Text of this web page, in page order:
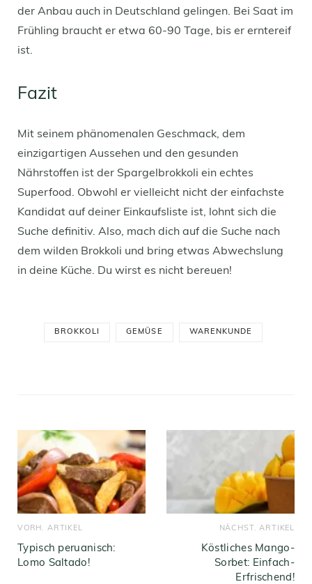
der Anbau auch in Deutschland gelingen. Bei Saat im
Frühling braucht er etwa 60-90 Tage, bis er erntereif
ist.
Fazit
Mit seinem phänomenalen Geschmack, dem
einzigartigen Aussehen und den gesunden
Nährstoffen ist der Spargelbrokkoli ein echtes
Superfood. Obwohl er vielleicht nicht der einfachste
Kandidat auf deiner Einkaufsliste ist, lohnt sich die
Suche definitiv. Also, mach dich auf die Suche nach
dem wilden Brokkoli und bring etwas Abwechslung
in deine Küche. Du wirst es nicht bereuen!
BROKKOLI GEMÜSE WARENKUNDE
VORH. ARTIKEL
Typisch peruanisch:
Lomo Saltado!
NÄCHST. ARTIKEL
Köstliches Mango-
Sorbet: Einfach-
Erfrischend!